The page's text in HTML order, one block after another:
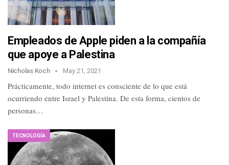
Empleados de Apple piden a la compañía
que apoye a Palestina
Nicholas Koch May 21, 2021
Prácticamente, todo internet es consciente de lo que está
ocurriendo entre Israel y Palestina. De esta forma, cientos de
personas…
TECNOLOGÍA